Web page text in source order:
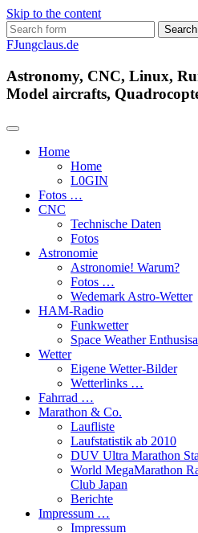
Skip to the content
Search
for:
FJungclaus.de
Astronomy, CNC, Linux,
Model aircrafts,
Home
Home
L​0​​GIN
Fotos …
CNC
Technische Daten
Fotos
Astronomie
Astronomie! Warum?
Fotos …
Wedemark Astro-Wetter
HAM-Radio
Funkwetter
Space Weather
Wetter
Eigene Wetter-Bilder
Wetterlinks …
Fahrrad …
Marathon & Co.
Laufliste
Laufstatistik ab 2010
DUV Ultra Marathon
World MegaMarathon
Club Japan
Berichte
Impressum …
Impressum